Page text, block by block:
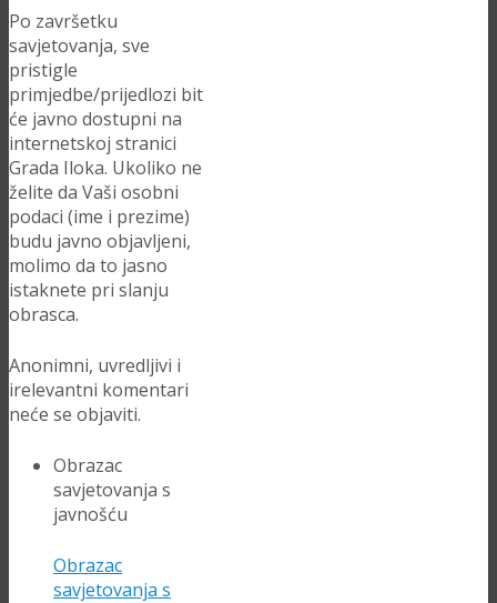
Po završetku
savjetovanja, sve
pristigle
primjedbe/prijedlozi bit
će javno dostupni na
internetskoj stranici
Grada Iloka. Ukoliko ne
želite da Vaši osobni
podaci (ime i prezime)
budu javno objavljeni,
molimo da to jasno
istaknete pri slanju
obrasca.
Anonimni, uvredljivi i
irelevantni komentari
neće se objaviti.
Obrazac
savjetovanja s
javnošću
Obrazac
savjetovanja s